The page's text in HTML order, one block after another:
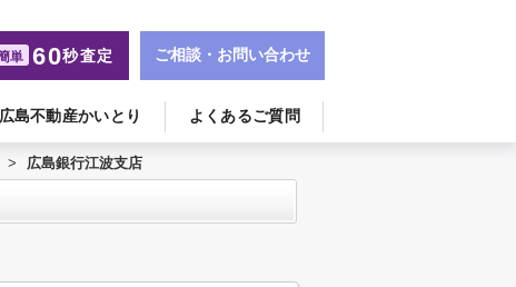
広島不動産かいとり よくあるご質問
単 60秒査定 ご相談・お問い合わせ
> 広島銀行江波支店